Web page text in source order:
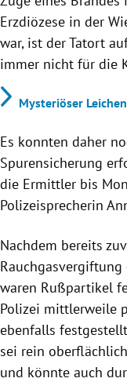
Untermenü
Erzdiözese in der
war, ist der Tatort
immer nicht für die
Mysteriöser
Es konnten daher
Spurensicherung
die Ermittler bis
Polizeisprecherin
Nachdem bereits
waren Rußpartikel
Polizei mittlerweile
ebenfalls
sei rein
und könnte auch